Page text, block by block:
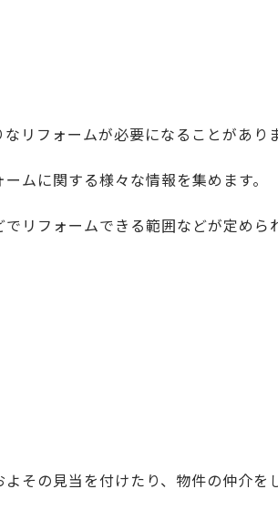
リフォームが必要になることがありま
ムに関する様々な情報を集めます。
リフォームできる範囲などが定めら
その見当を付けたり、物件の仲介を